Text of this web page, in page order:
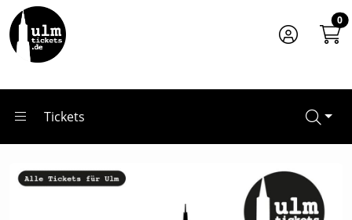
Zum Hauptinhalt springen 0
Tickets
Startseite
Tickets
Kinderzimmer Productions